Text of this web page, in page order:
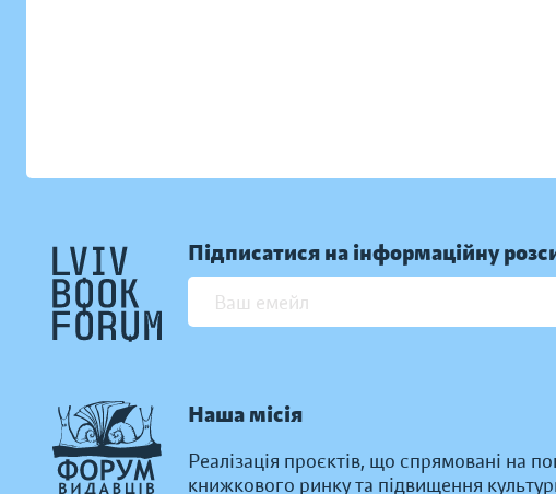
Підписатися на інформаційну
Наша місія
Реалізація проєктів, що спрямовані на
книжкового ринку та підвищення